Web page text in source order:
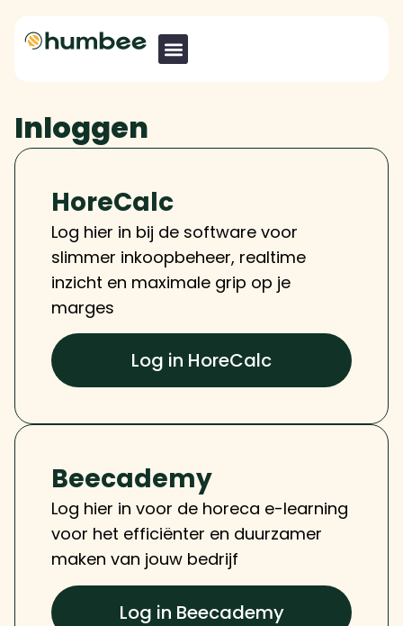
Inloggen
HoreCalc
Log hier in bij de software voor
slimmer inkoopbeheer, realtime
inzicht en maximale grip op je
marges
Log in HoreCalc
Beecademy
Log hier in voor de horeca e-learning
voor het efficiënter en duurzamer
maken van jouw bedrijf
Log in Beecademy